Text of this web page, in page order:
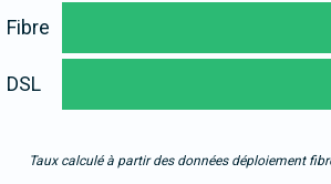
Fibre
DSL
Taux calculé à partir des données déploiement